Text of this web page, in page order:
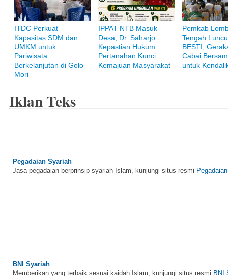
ITDC Perkuat
Kapasitas SDM dan
UMKM untuk
Pariwisata
Berkelanjutan di Golo
Mori
IPPAT NTB Masuk
Desa, Dr. Saharjo:
Kepastian Hukum
Pertanahan Kunci
Kemajuan Masyarakat
Pemkab
Tengah
BESTI,
Cabai
untuk
Iklan Teks
Bank Muamalat
Raih ketenangan dengan akses yang luas di Bank Muamalat